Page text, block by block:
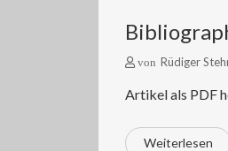
von Rüdiger
Artikel als PDF
Weiterlesen